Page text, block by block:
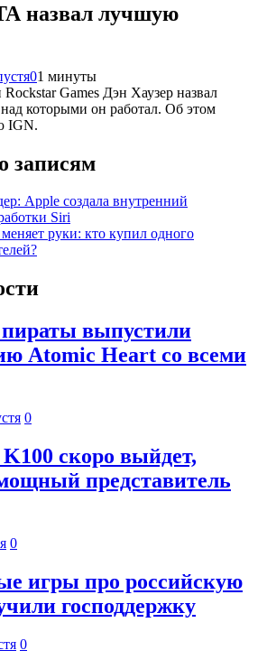
назвал лучшую
01 минуты
Games Дэн Хаузер назвал
которыми он работал. Об этом
IGN.
записям
Apple создала внутренний
Siri
руки: кто купил одного
выпустили
Atomic Heart со всеми
0
скоро выйдет,
представитель
0
игры про российскую
господдержку
0